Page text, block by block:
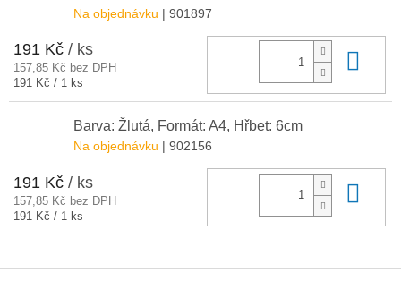
Na objednávku | 901897
191 Kč / ks
157,85 Kč bez DPH
Měrná
191 Kč / 1 ks
Barva: Žlutá, Formát: A4, Hřbet: 6cm
Na objednávku | 902156
191 Kč / ks
157,85 Kč bez DPH
Měrná
191 Kč / 1 ks